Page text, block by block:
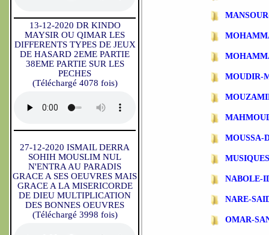
13-12-2020 DR KINDO
MAYSIR OU QIMAR LES
DIFFERENTS TYPES DE JEUX
DE HASARD 2EME PARTIE
38EME PARTIE SUR LES
PECHES
(Téléchargé 4078 fois)
27-12-2020 ISMAIL DERRA
SOHIH MOUSLIM NUL
N'ENTRA AU PARADIS
GRACE A SES OEUVRES MAIS
GRACE A LA MISERICORDE
DE DIEU MULTIPLICATION
DES BONNES OEUVRES
(Téléchargé 3998 fois)
MOUDIR-
MOUSSA-
NABOLE-
NARE-
OMAR-